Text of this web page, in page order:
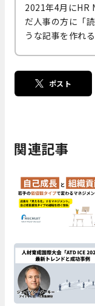
2021年4月にHR
だ人事の方に「
うな記事を作れ
ポスト
関連記事